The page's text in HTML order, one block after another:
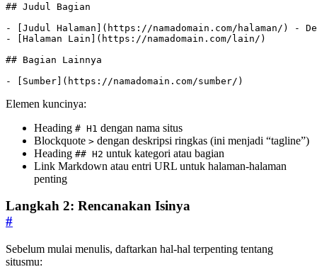
-
Judul Halaman ]( https://namadomain.com/halaman/
-
Halaman Lain ]( https://namadomain.com/lain/
- [ Sumber ]( https://namadomain.com/sumber/ )
Elemen kuncinya:
Heading # H1 dengan nama situs
Blockquote > dengan deskripsi ringkas (ini menjadi “tagline”)
Heading ## H2 untuk kategori atau bagian
Link Markdown atau entri URL untuk halaman-halaman
penting
Langkah 2: Rencanakan Isinya
#
Sebelum mulai menulis, daftarkan hal-hal terpenting tentang
situsmu: